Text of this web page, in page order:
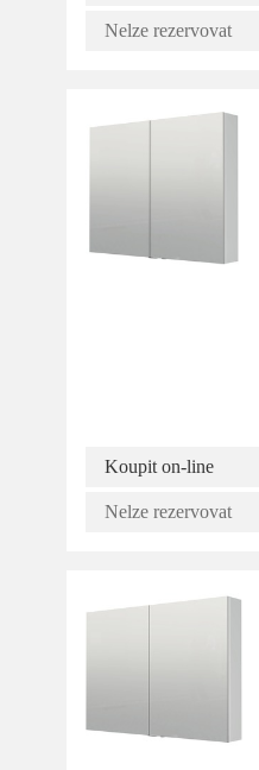
Nelze rezervovat
Koupit on-line
Nelze rezervovat